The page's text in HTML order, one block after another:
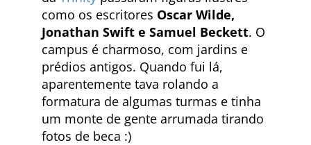
como os escritores Oscar Wilde,
Jonathan Swift e Samuel Beckett. O
campus é charmoso, com jardins e
prédios antigos. Quando fui lá,
aparentemente tava rolando a
formatura de algumas turmas e tinha
um monte de gente arrumada tirando
fotos de beca :)